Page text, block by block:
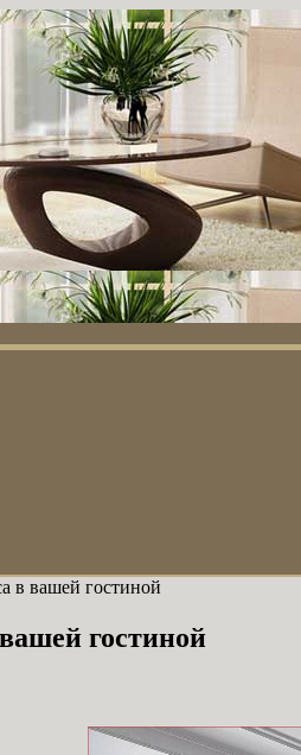
в вашей гостиной
гостиной